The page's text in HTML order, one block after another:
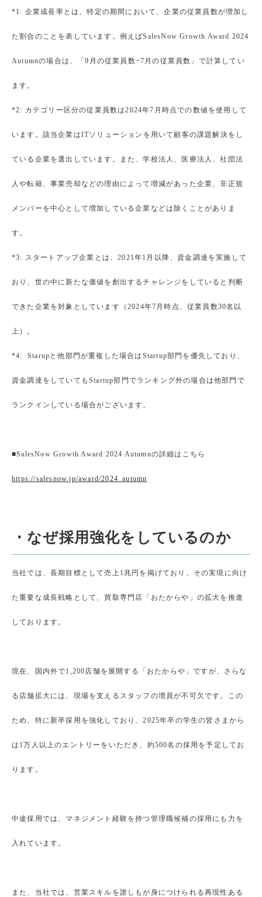
*1: 企業成長率とは、特定の期間において、企業の従業員数が増加し
た割合のことを表しています。例えばSalesNow Growth Award 2024
Autumnの場合は、「9月の従業員数÷7月の従業員数」で計算してい
ます。
*2: カテゴリー区分の従業員数は2024年7月時点での数値を使用して
います。該当企業はITソリューションを用いて顧客の課題解決をし
ている企業を選出しています。また、学校法人、医療法人、社団法
人や転籍、事業売却などの理由によって増減があった企業、非正規
メンバーを中心として増加している企業などは除くことがありま
す。
*3: スタートアップ企業とは、2021年1月以降、資金調達を実施して
おり、世の中に新たな価値を創出するチャレンジをしていると判断
できた企業を対象としています（2024年7月時点、従業員数30名以
上）。
*4: Starupと他部門が重複した場合はStartup部門を優先しており、
資金調達をしていてもStartup部門でランキング外の場合は他部門で
ランクインしている場合がございます。
■SalesNow Growth Award 2024 Autumnの詳細はこちら
https://salesnow.jp/award/2024_autumn
・なぜ採用強化をしているのか
当社では、長期目標として売上1兆円を掲げており、その実現に向け
た重要な成長戦略として、買取専門店「おたからや」の拡大を推進
しております。
現在、国内外で1,200店舗を展開する「おたからや」ですが、さらな
る店舗拡大には、現場を支えるスタッフの増員が不可欠です。この
ため、特に新卒採用を強化しており、2025年卒の学生の皆さまから
は1万人以上のエントリーをいただき、約500名の採用を予定してお
ります。
中途採用では、マネジメント経験を持つ管理職候補の採用にも力を
入れています。
また、当社では、営業スキルを誰しもが身につけられる再現性ある